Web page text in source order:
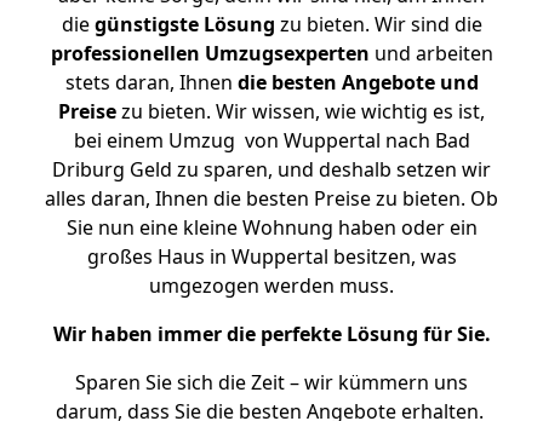
diegünstigste Lösung zu bieten. Wir sind die
professionellen Umzugsexperten und arbeiten
stets daran, Ihnen die besten Angebote und
Preisezu bieten. Wir wissen, wie wichtig es ist,
bei einem Umzug von Wuppertal nach Bad
Driburg Geld zu sparen, und deshalb setzen wir
alles daran, Ihnen die besten Preise zu bieten. Ob
Sie nun eine kleine Wohnung haben oder ein
großes Haus in Wuppertal besitzen, was
umgezogen werden muss.
Wir haben immer die perfekte Lösung für Sie.
Sparen Sie sich die Zeit – wir kümmern uns
darum, dass Sie die besten Angebote erhalten.